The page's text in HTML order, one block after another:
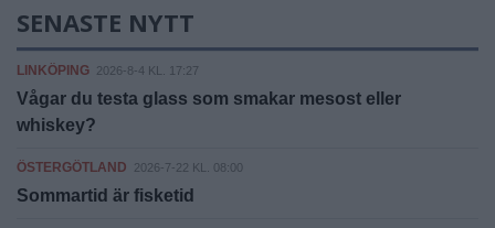
SENASTE NYTT
LINKÖPING 2026-8-4 KL. 17:27
Vågar du testa glass som smakar mesost eller
whiskey?
ÖSTERGÖTLAND 2026-7-22 KL. 08:00
Sommartid är fisketid